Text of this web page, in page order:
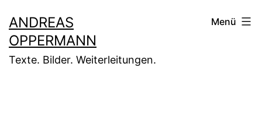
Inhalt
springen
ANDREAS
OPPERMANN
Texte. Bilder. Weiterleitungen.
Menü